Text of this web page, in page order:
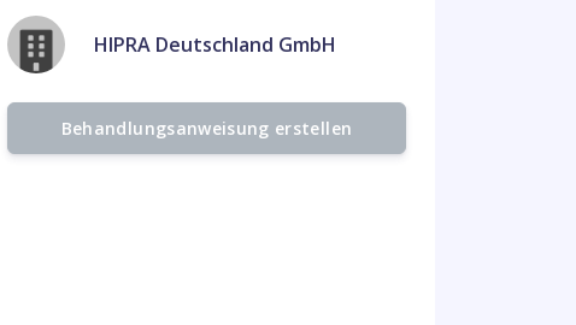
HIPRA Deutschland GmbH
Behandlungsanweisung erstellen